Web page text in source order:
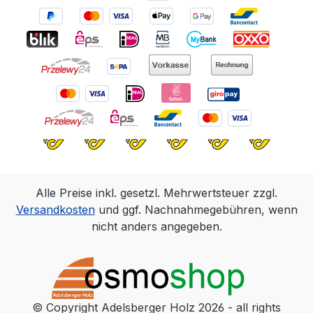
Alle Preise inkl. gesetzl. Mehrwertsteuer zzgl.
Versandkostenund ggf. Nachnahmegebühren, wenn
nicht anders angegeben.
© Copyright Adelsberger Holz 2026 - all rights